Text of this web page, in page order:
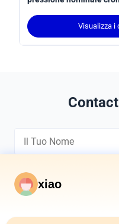
Visualizza i
xiao